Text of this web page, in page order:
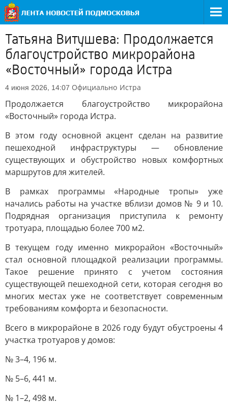
Татьяна Витушева: Продолжается
благоустройство микрорайона
«Восточный» города Истра
4 июня 2026, 14:07 Официально Истра
Продолжается благоустройство микрорайона
«Восточный» города Истра.
В этом году основной акцент сделан на развитие
пешеходной инфраструктуры — обновление
существующих и обустройство новых комфортных
маршрутов для жителей.
В рамках программы «Народные тропы» уже
начались работы на участке вблизи домов № 9 и 10.
Подрядная организация приступила к ремонту
тротуара, площадью более 700 м2.
В текущем году именно микрорайон «Восточный»
стал основной площадкой реализации программы.
Такое решение принято с учетом состояния
существующей пешеходной сети, которая сегодня во
многих местах уже не соответствует современным
требованиям комфорта и безопасности.
Всего в микрорайоне в 2026 году будут обустроены 4
участка тротуаров у домов:
№ 3–4, 196 м.
№ 5–6, 441 м.
№ 1–2, 498 м.